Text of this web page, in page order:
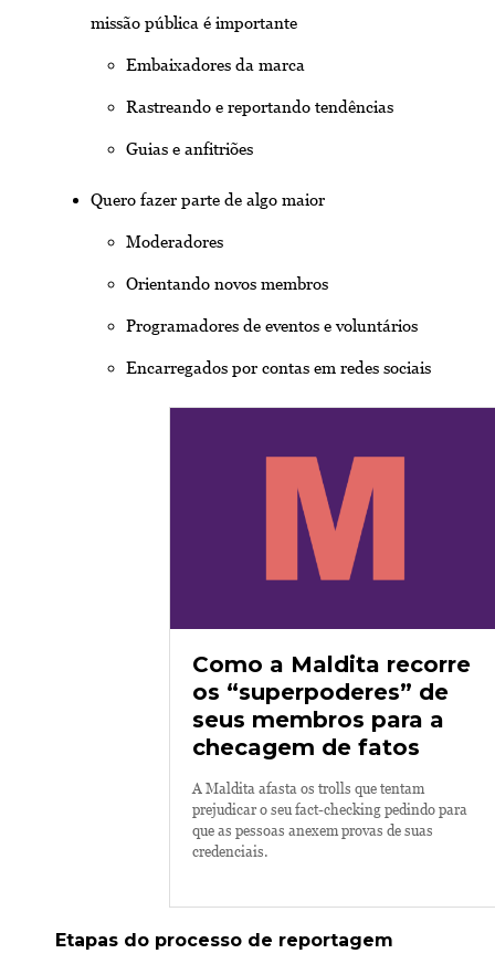
missão pública é importante
Embaixadores da marca
Rastreando e reportando tendências
Guias e anfitriões
Quero fazer parte de algo maior
Moderadores
Orientando novos membros
Programadores de eventos e voluntários
Encarregados por contas em redes sociais
Como a Maldita recorre
os “superpoderes” de
seus membros para a
checagem de fatos
A Maldita afasta os trolls que tentam
prejudicar o seu fact-checking pedindo para
que as pessoas anexem provas de suas
credenciais.
Etapas do processo de reportagem